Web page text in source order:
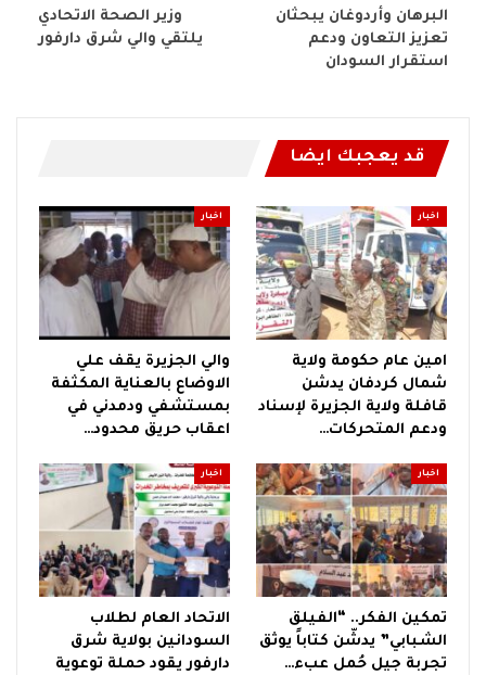
البرهان وأردوغان يبحثان
تعزيز التعاون ودعم
استقرار السودان
وزير الصحة الاتحادي
يلتقي والي شرق دارفور
قد يعجبك ايضا
اخبار
امين عام حكومة ولاية
شمال كردفان يدشن
قافلة ولاية الجزيرة لإسناد
ودعم المتحركات…
اخبار
والي الجزيرة يقف علي
الاوضاع بالعناية المكثفة
بمستشفي ودمدني في
اعقاب حريق محدود…
اخبار
تمكين الفكر.. “الفيلق
الشبابي” يدشّن كتاباً يوثق
تجربة جيل حُمل عبء…
اخبار
الاتحاد العام لطلاب
السودانين بولاية شرق
دارفور يقود حملة توعوية